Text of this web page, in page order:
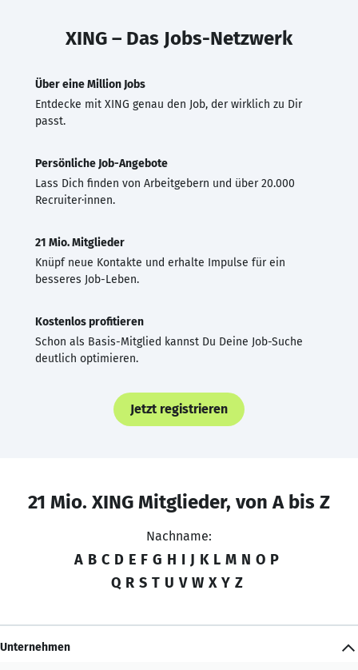
XING – Das Jobs-Netzwerk
Über eine Million Jobs
Entdecke mit XING genau den Job, der wirklich zu Dir
passt.
Persönliche Job-Angebote
Lass Dich finden von Arbeitgebern und über 20.000
Recruiter·innen.
21 Mio. Mitglieder
Knüpf neue Kontakte und erhalte Impulse für ein
besseres Job-Leben.
Kostenlos profitieren
Schon als Basis-Mitglied kannst Du Deine Job-Suche
deutlich optimieren.
Jetzt registrieren
21 Mio. XING Mitglieder, von A bis Z
Nachname:
A B C D E F G H I J K L M N O P
Q R S T U V W X Y Z
Unternehmen